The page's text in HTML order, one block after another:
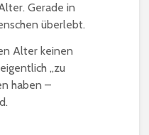
Gerade in
überlebt.
Alter keinen
„zu
haben –